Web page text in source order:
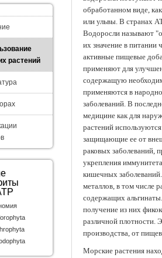
обработанном виде,
или ульвы. В странах
Водоросли называют
их значение в питании
активные пищевые
применяют для
содержащую
применяются в
заболеваний. В
медицине как для
растений
защищающие ее от
раковых заболеваний,
укрепления
кишечных
металлов, в том числе
содержащих
получение из них
различной плотности.
производства, от
Морские растения
растений